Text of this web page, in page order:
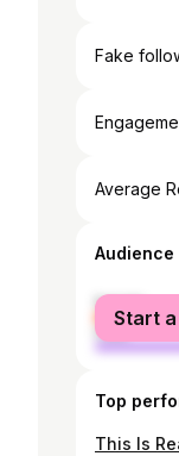
Fake
Average
female
male
Start
Top